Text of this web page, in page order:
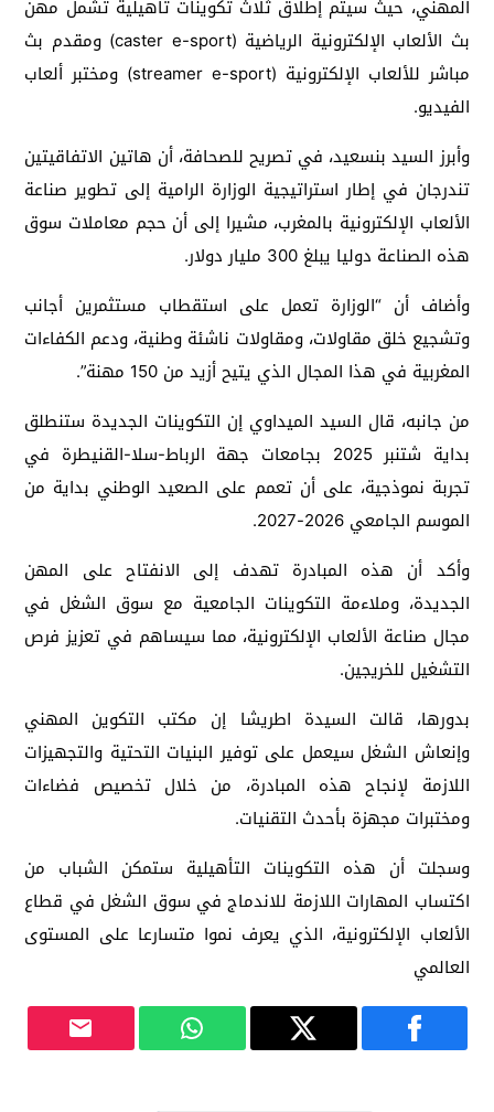
المهني، حيث سيتم إطلاق ثلاث تكوينات تأهيلية تشمل مهن
بث الألعاب الإلكترونية الرياضية (caster e-sport) ومقدم بث
مباشر للألعاب الإلكترونية (streamer e-sport) ومختبر ألعاب
الفيديو.
وأبرز السيد بنسعيد، في تصريح للصحافة، أن هاتين الاتفاقيتين
تندرجان في إطار استراتيجية الوزارة الرامية إلى تطوير صناعة
الألعاب الإلكترونية بالمغرب، مشيرا إلى أن حجم معاملات سوق
هذه الصناعة دوليا يبلغ 300 مليار دولار.
وأضاف أن “الوزارة تعمل على استقطاب مستثمرين أجانب
وتشجيع خلق مقاولات، ومقاولات ناشئة وطنية، ودعم الكفاءات
المغربية في هذا المجال الذي يتيح أزيد من 150 مهنة”.
من جانبه، قال السيد الميداوي إن التكوينات الجديدة ستنطلق
بداية شتنبر 2025 بجامعات جهة الرباط-سلا-القنيطرة في
تجربة نموذجية، على أن تعمم على الصعيد الوطني بداية من
الموسم الجامعي 2026-2027.
وأكد أن هذه المبادرة تهدف إلى الانفتاح على المهن
الجديدة، وملاءمة التكوينات الجامعية مع سوق الشغل في
مجال صناعة الألعاب الإلكترونية، مما سيساهم في تعزيز فرص
التشغيل للخريجين.
بدورها، قالت السيدة اطريشا إن مكتب التكوين المهني
وإنعاش الشغل سيعمل على توفير البنيات التحتية والتجهيزات
اللازمة لإنجاح هذه المبادرة، من خلال تخصيص فضاءات
ومختبرات مجهزة بأحدث التقنيات.
وسجلت أن هذه التكوينات التأهيلية ستمكن الشباب من
اكتساب المهارات اللازمة للاندماج في سوق الشغل في قطاع
الألعاب الإلكترونية، الذي يعرف نموا متسارعا على المستوى
العالمي